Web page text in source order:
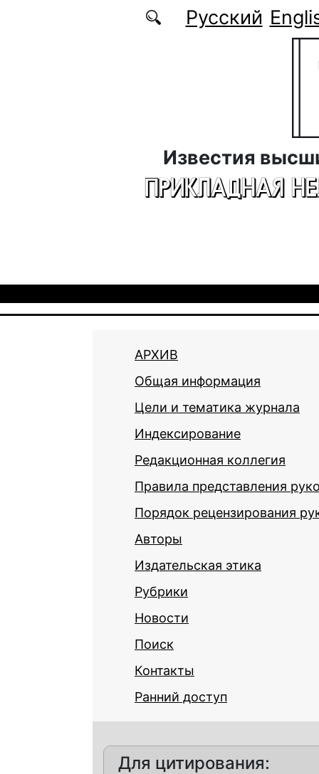
Перейти к основному содержаниюРусский
Известия
ПРИКЛАДНАЯ
АРХИВ
Общая информация
Цели и тематика журнала
Индексирование
Редакционная коллегия
Правила представления
Порядок рецензирования
Авторы
Издательская этика
Рубрики
Новости
Поиск
Контакты
Ранний доступ
Для цитирования: